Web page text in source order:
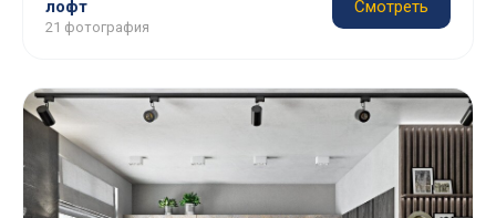
лофт
21 фотография
Смотреть